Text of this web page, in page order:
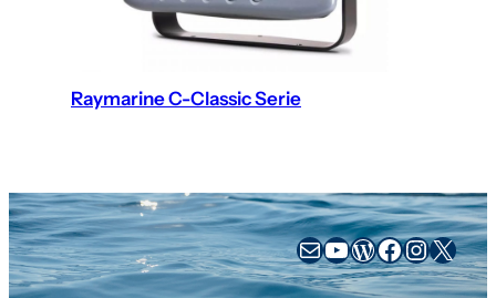
Raymarine C-Classic Serie
sales@busse-yachtshop.de
YouTube
WordPress
Facebook
X